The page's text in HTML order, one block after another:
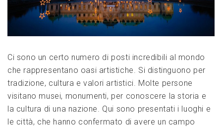
Ci sono un certo numero di posti incredibili al mondo
che rappresentano oasi artistiche. Si distinguono per
tradizione, cultura e valori artistici. Molte persone
visitano musei, monumenti, per conoscere la storia e
la cultura di una nazione. Qui sono presentati i luoghi e
le città, che hanno confermato di avere un campo